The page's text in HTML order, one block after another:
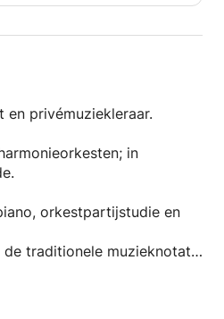
privémuziekleraar.
in
orkestpartijstudie en
traditionele muzieknotatie
muzieknotatie die heel
die de traditionele notatie